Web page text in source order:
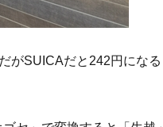
がSUICAだと242円になる